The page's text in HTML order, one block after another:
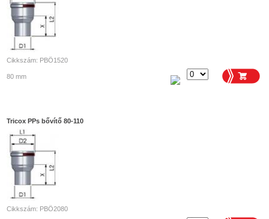
Cikkszám: PBÖ1520
80 mm
Tricox PPs bővítő 80-110
Cikkszám: PBÖ2080